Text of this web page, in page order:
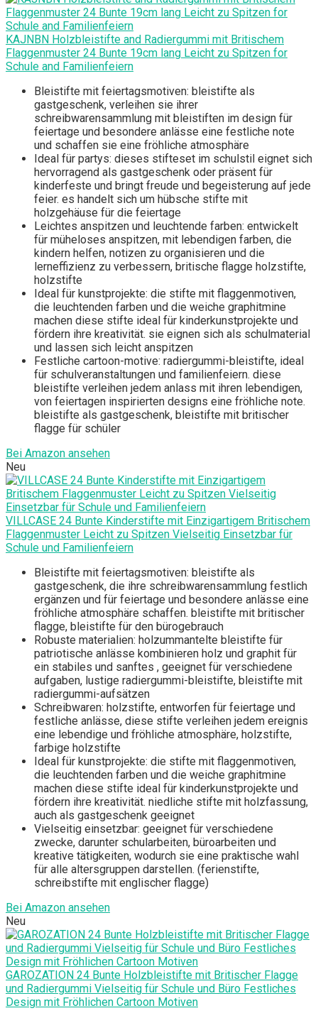
KAJNBN Holzbleistifte and Radiergummi mit Britischem
Flaggenmuster 24 Bunte 19cm lang Leicht zu Spitzen for
Schule and Familienfeiern
Bleistifte mit feiertagsmotiven: bleistifte als
gastgeschenk, verleihen sie ihrer
schreibwarensammlung mit bleistiften im design für
feiertage und besondere anlässe eine festliche note
und schaffen sie eine fröhliche atmosphäre
Ideal für partys: dieses stifteset im schulstil eignet sich
hervorragend als gastgeschenk oder präsent für
kinderfeste und bringt freude und begeisterung auf jede
feier. es handelt sich um hübsche stifte mit
holzgehäuse für die feiertage
Leichtes anspitzen und leuchtende farben: entwickelt
für müheloses anspitzen, mit lebendigen farben, die
kindern helfen, notizen zu organisieren und die
lerneffizienz zu verbessern, britische flagge holzstifte,
holzstifte
Ideal für kunstprojekte: die stifte mit flaggenmotiven,
die leuchtenden farben und die weiche graphitmine
machen diese stifte ideal für kinderkunstprojekte und
fördern ihre kreativität. sie eignen sich als schulmaterial
und lassen sich leicht anspitzen
Festliche cartoon-motive: radiergummi-bleistifte, ideal
für schulveranstaltungen und familienfeiern. diese
bleistifte verleihen jedem anlass mit ihren lebendigen,
von feiertagen inspirierten designs eine fröhliche note.
bleistifte als gastgeschenk, bleistifte mit britischer
flagge für schüler
Bei Amazon ansehen
Neu
VILLCASE 24 Bunte Kinderstifte mit Einzigartigem Britischem
Flaggenmuster Leicht zu Spitzen Vielseitig Einsetzbar für
Schule und Familienfeiern
Bleistifte mit feiertagsmotiven: bleistifte als
gastgeschenk, die ihre schreibwarensammlung festlich
ergänzen und für feiertage und besondere anlässe eine
fröhliche atmosphäre schaffen. bleistifte mit britischer
flagge, bleistifte für den bürogebrauch
Robuste materialien: holzummantelte bleistifte für
patriotische anlässe kombinieren holz und graphit für
ein stabiles und sanftes , geeignet für verschiedene
aufgaben, lustige radiergummi-bleistifte, bleistifte mit
radiergummi-aufsätzen
Schreibwaren: holzstifte, entworfen für feiertage und
festliche anlässe, diese stifte verleihen jedem ereignis
eine lebendige und fröhliche atmosphäre, holzstifte,
farbige holzstifte
Ideal für kunstprojekte: die stifte mit flaggenmotiven,
die leuchtenden farben und die weiche graphitmine
machen diese stifte ideal für kinderkunstprojekte und
fördern ihre kreativität. niedliche stifte mit holzfassung,
auch als gastgeschenk geeignet
Vielseitig einsetzbar: geeignet für verschiedene
zwecke, darunter schularbeiten, büroarbeiten und
kreative tätigkeiten, wodurch sie eine praktische wahl
für alle altersgruppen darstellen. (ferienstifte,
schreibstifte mit englischer flagge)
Bei Amazon ansehen
Neu
GAROZATION 24 Bunte Holzbleistifte mit Britischer Flagge
und Radiergummi Vielseitig für Schule und Büro Festliches
Design mit Fröhlichen Cartoon Motiven